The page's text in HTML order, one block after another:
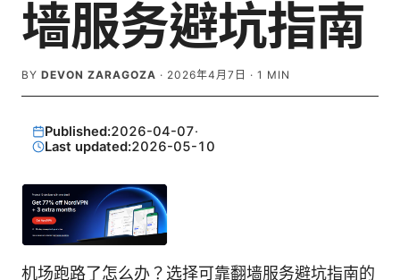
墙服务避坑指南
BY DEVON ZARAGOZA · 2026年4月7日 · 1 MIN
Published:2026-04-07·
Last updated:2026-05-10
机场跑路了怎么办？选择可靠翻墙服务避坑指南的